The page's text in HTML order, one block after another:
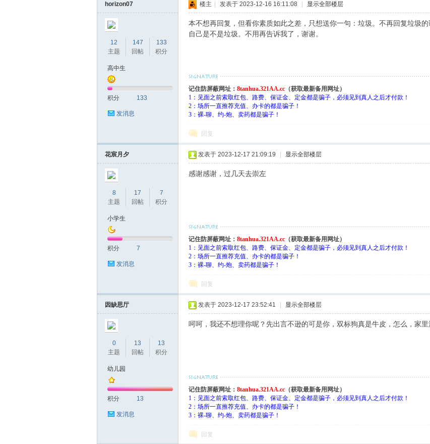
horizon07
12
主题
147
回帖
133
积分
高中生
积分 133
发消息
楼主 发表于 2023-12-16 16:11:08 显示全部楼层
本不想再回复，但看你素质如此之差，只想送你一句：垃圾。不再回复垃圾
自己是不是垃圾。不用再告诉我了，谢谢。
记住防屏蔽网址： 8tanhua.321AA.cc （获取最新备用网址）
1：见面之前索取红包、路费、保证金、定金都是骗子，必须见到真人之后才付款！
2：场所一直推荐充值、办卡的都是骗子！
3：裸-聊、约-炮、卖药都是骗子！
回复
花宸月夕
8
主题
17
回帖
7
积分
小学生
积分 7
发消息
发表于 2023-12-17 21:09:19 显示全部楼层
感谢感谢，过几天去崇左
记住防屏蔽网址： 8tanhua.321AA.cc （获取最新备用网址）
1：见面之前索取红包、路费、保证金、定金都是骗子，必须见到真人之后才付款！
2：场所一直推荐充值、办卡的都是骗子！
3：裸-聊、约-炮、卖药都是骗子！
回复
因缺思厅
0
主题
13
回帖
13
积分
幼儿园
积分 13
发消息
发表于 2023-12-17 23:52:41 显示全部楼层
呵呵，我还不想理你呢？先出言不逊的可是你，双标狗真是牛皮，怎么，家
记住防屏蔽网址： 8tanhua.321AA.cc （获取最新备用网址）
1：见面之前索取红包、路费、保证金、定金都是骗子，必须见到真人之后才付款！
2：场所一直推荐充值、办卡的都是骗子！
3：裸-聊、约-炮、卖药都是骗子！
回复